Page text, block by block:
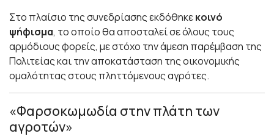
Στο πλαίσιο της συνεδρίασης εκδόθηκεκοινό
ψήφισμα, το οποίο θα αποσταλεί σε όλους τους
αρμόδιους φορείς, με στόχο την άμεση παρέμβαση της
Πολιτείας και την αποκατάσταση της οικονομικής
ομαλότητας στους πληττόμενους αγρότες.
«Φαρσοκωμωδία στην πλάτη των
αγροτών»